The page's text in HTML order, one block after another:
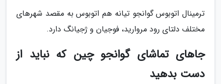
ترمینال اتوبوس گوانجو تیانه هم اتوبوس به مقصد شهرهای
مختلف دلتای رود مروارید، فوجیان و ژجیانگ دارد.
جاهای تماشای گوانجو چین که نباید از
دست بدهید